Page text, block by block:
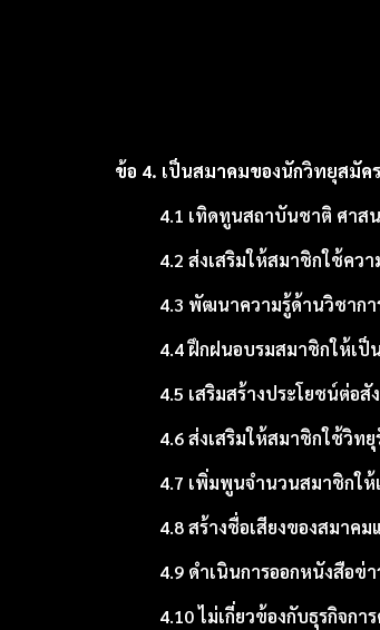
ข้อ 4. เป็นสมาคมของนักวิทยุสมัค
4.1 เทิดทูนสถาบันชาติ ศาส
4.2 ส่งเสริมให้สมาชิกใช้คว
4.3 พัฒนาความรู้ด้านวิชาก
4.4 ฝึกฝนอบรมสมาชิกให้เ
4.5 เสริมสร้างประโยชน์ต่อ
4.6 ส่งเสริมให้สมาชิกใช้วิท
4.7 เพิ่มพูนจำนวนสมาชิกใ
4.8 สร้างชื่อเสียงของสมาค
4.9 ดำเนินการออกหนังสือข่า
4.10 ไม่เกี่ยวข้องกับธุรกิจกา